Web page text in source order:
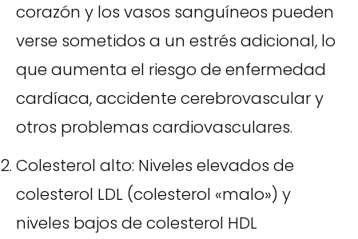
corazón y los vasos sanguíneos pueden
verse sometidos a un estrés adicional, lo
que aumenta el riesgo de enfermedad
cardíaca, accidente cerebrovascular y
otros problemas cardiovasculares.
Colesterol alto: Niveles elevados de
colesterol LDL (colesterol «malo») y
niveles bajos de colesterol HDL